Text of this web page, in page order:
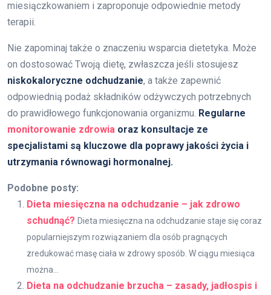
miesiączkowaniem i zaproponuje odpowiednie metody
terapii.
Nie zapominaj także o znaczeniu wsparcia dietetyka. Może
on dostosować Twoją dietę, zwłaszcza jeśli stosujesz
niskokaloryczne odchudzanie, a także zapewnić
odpowiednią podaż składników odżywczych potrzebnych
do prawidłowego funkcjonowania organizmu. Regularne
monitorowanie zdrowia oraz konsultacje ze
specjalistami są kluczowe dla poprawy jakości życia i
utrzymania równowagi hormonalnej.
Podobne posty:
Dieta miesięczna na odchudzanie – jak zdrowo
schudnąć? Dieta miesięczna na odchudzanie staje się coraz
popularniejszym rozwiązaniem dla osób pragnących
zredukować masę ciała w zdrowy sposób. W ciągu miesiąca
można...
Dieta na odchudzanie brzucha – zasady, jadłospis i